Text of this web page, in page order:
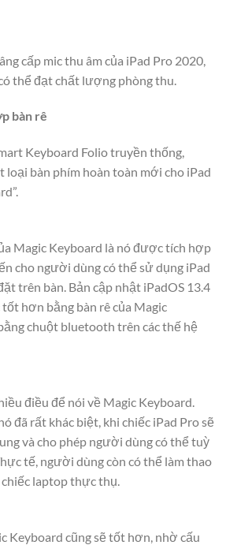
cấp mic thu âm của iPad Pro 2020,
thể đạt chất lượng phòng thu.
bàn rê
Keyboard Folio truyền thống,
loại bàn phím hoàn toàn mới cho iPad
Magic Keyboard là nó được tích hợp
cho người dùng có thể sử dụng iPad
trên bàn. Bản cập nhật iPadOS 13.4
hơn bằng bàn rê của Magic
chuột bluetooth trên các thế hệ
điều để nói về Magic Keyboard.
đã rất khác biệt, khi chiếc iPad Pro sẽ
và cho phép người dùng có thể tuỳ
tế, người dùng còn có thể làm thao
laptop thực thụ.
Keyboard cũng sẽ tốt hơn, nhờ cấu